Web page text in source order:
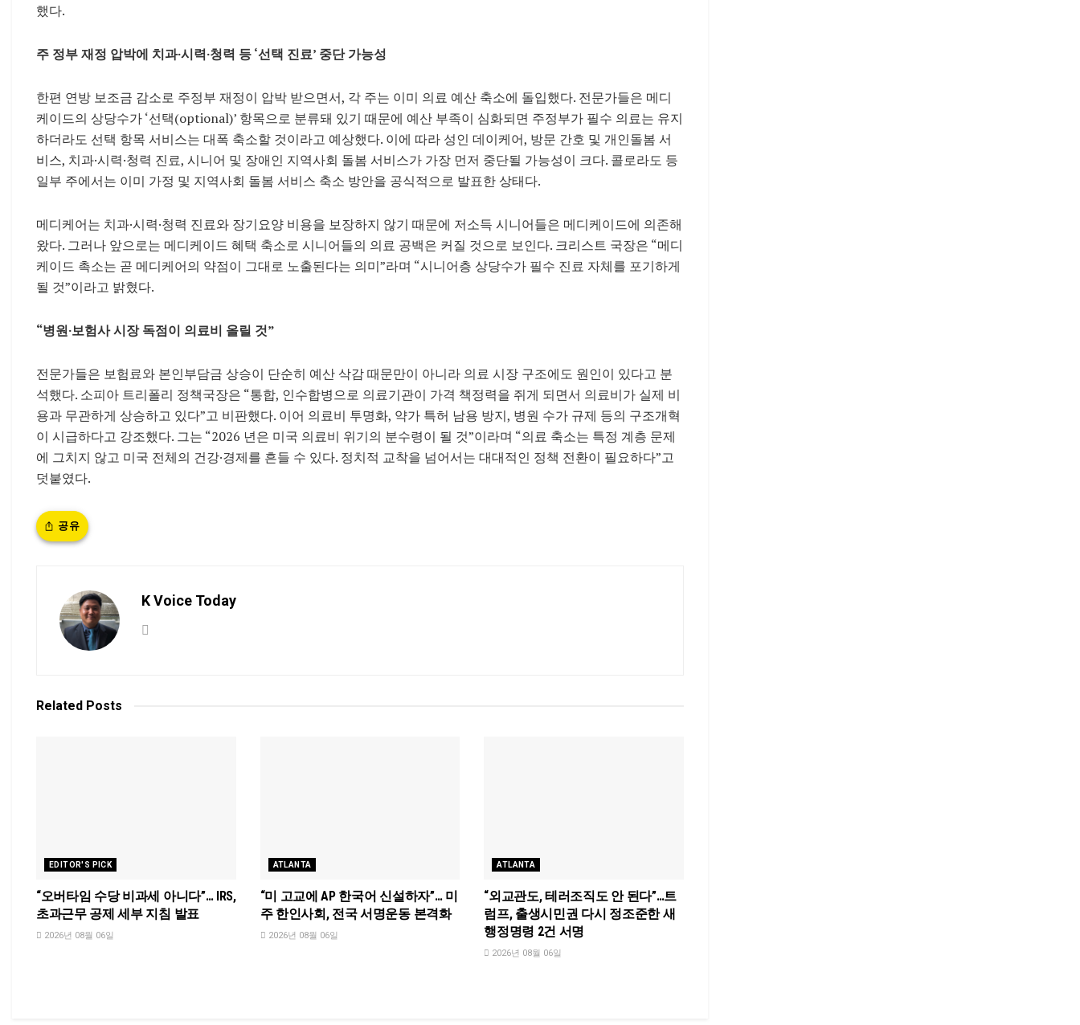
했다.
주 정부 재정 압박에 치과·시력·청력 등 ‘선택 진료’ 중단 가능성
한편 연방 보조금 감소로 주정부 재정이 압박 받으면서, 각 주는 이미 의료 예산 축소에 돌입했다. 전문가들은 메디
케이드의 상당수가 ‘선택(optional)’ 항목으로 분류돼 있기 때문에 예산 부족이 심화되면 주정부가 필수 의료는 유지
하더라도 선택 항목 서비스는 대폭 축소할 것이라고 예상했다. 이에 따라 성인 데이케어, 방문 간호 및 개인돌봄 서
비스, 치과·시력·청력 진료, 시니어 및 장애인 지역사회 돌봄 서비스가 가장 먼저 중단될 가능성이 크다. 콜로라도 등
일부 주에서는 이미 가정 및 지역사회 돌봄 서비스 축소 방안을 공식적으로 발표한 상태다.
메디케어는 치과·시력·청력 진료와 장기요양 비용을 보장하지 않기 때문에 저소득 시니어들은 메디케이드에 의존해
왔다. 그러나 앞으로는 메디케이드 혜택 축소로 시니어들의 의료 공백은 커질 것으로 보인다. 크리스트 국장은 “메디
케이드 촉소는 곧 메디케어의 약점이 그대로 노출된다는 의미”라며 “시니어층 상당수가 필수 진료 자체를 포기하게
될 것”이라고 밝혔다.
“병원·보험사 시장 독점이 의료비 올릴 것”
전문가들은 보험료와 본인부담금 상승이 단순히 예산 삭감 때문만이 아니라 의료 시장 구조에도 원인이 있다고 분
석했다. 소피아 트리폴리 정책국장은 “통합, 인수합병으로 의료기관이 가격 책정력을 쥐게 되면서 의료비가 실제 비
용과 무관하게 상승하고 있다”고 비판했다. 이어 의료비 투명화, 약가 특허 남용 방지, 병원 수가 규제 등의 구조개혁
이 시급하다고 강조했다. 그는 “2026 년은 미국 의료비 위기의 분수령이 될 것”이라며 “의료 축소는 특정 계층 문제
에 그치지 않고 미국 전체의 건강·경제를 흔들 수 있다. 정치적 교착을 넘어서는 대대적인 정책 전환이 필요하다”고
덧붙였다.
공유
K Voice Today
Related Posts
EDITOR'S PICK
“오버타임 수당 비과세 아니다”… IRS,
초과근무 공제 세부 지침 발표
2026년 08월 06일
ATLANTA
“미 고교에 AP 한국어 신설하자”… 미
주 한인사회, 전국 서명운동 본격화
2026년 08월 06일
ATLANTA
“외교관도, 테러조직도 안 된다”…트
럼프, 출생시민권 다시 정조준한 새
행정명령 2건 서명
2026년 08월 06일